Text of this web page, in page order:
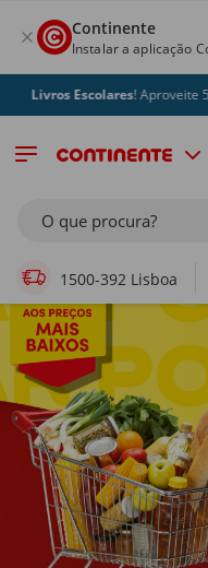
Continente
Instalar a aplicação
Escolares! Aproveite 5%
O que procura?
1500-392 Lisboa